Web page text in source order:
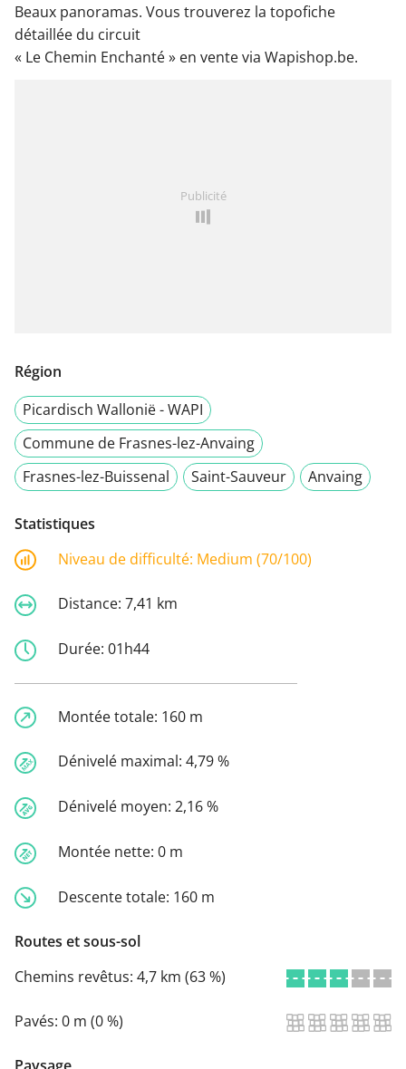
Beaux panoramas. Vous trouverez la topofiche
détaillée du circuit
« Le Chemin Enchanté » en vente via Wapishop.be.
Publicité
Région
Picardisch Wallonië - WAPI
Commune de Frasnes-lez-Anvaing
Frasnes-lez-Buissenal
Saint-Sauveur Anvaing
Statistiques
Niveau de difficulté: Medium (70/100)
Distance: 7,41 km
Durée: 01h44
Montée totale: 160 m
Dénivelé maximal: 4,79 %
Dénivelé moyen: 2,16 %
Montée nette: 0 m
Descente totale: 160 m
Routes et sous-sol
Chemins revêtus: 4,7 km (63 %)
Pavés: 0 m (0 %)